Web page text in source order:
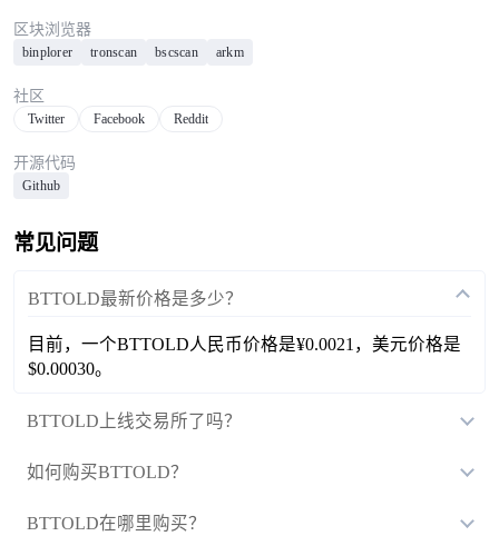
区块浏览器
binplorer tronscan bscscan arkm
社区
Twitter Facebook Reddit
开源代码
Github
常见问题
BTTOLD最新价格是多少？
目前，一个BTTOLD人民币价格是¥0.0021，美元价格是
$0.00030。
BTTOLD上线交易所了吗？
如何购买BTTOLD？
BTTOLD在哪里购买？